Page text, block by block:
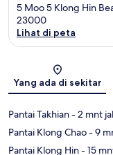
5 Moo 5 Klong Hin
23000
Lihat di peta
Yang ada di sekitar
Pantai Takhian- 2 mnt
Pantai Klong Chao- 9
Pantai Klong Hin- 15